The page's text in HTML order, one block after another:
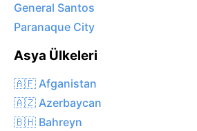
General Santos
Paranaque City
Asya Ülkeleri
🇦🇫 Afganistan
🇦🇿 Azerbaycan
🇧🇭 Bahreyn